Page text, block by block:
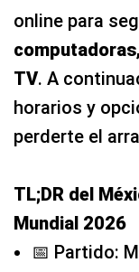
online para
TV. A
horarios y
perderte el
TL;DR del
Mundial 2026
📅 Partido: